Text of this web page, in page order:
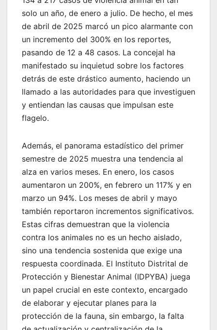
solo un año, de enero a julio. De hecho, el mes
de abril de 2025 marcó un pico alarmante con
un incremento del 300% en los reportes,
pasando de 12 a 48 casos. La concejal ha
manifestado su inquietud sobre los factores
detrás de este drástico aumento, haciendo un
llamado a las autoridades para que investiguen
y entiendan las causas que impulsan este
flagelo.
Además, el panorama estadístico del primer
semestre de 2025 muestra una tendencia al
alza en varios meses. En enero, los casos
aumentaron un 200%, en febrero un 117% y en
marzo un 94%. Los meses de abril y mayo
también reportaron incrementos significativos.
Estas cifras demuestran que la violencia
contra los animales no es un hecho aislado,
sino una tendencia sostenida que exige una
respuesta coordinada. El Instituto Distrital de
Protección y Bienestar Animal (IDPYBA) juega
un papel crucial en este contexto, encargado
de elaborar y ejecutar planes para la
protección de la fauna, sin embargo, la falta